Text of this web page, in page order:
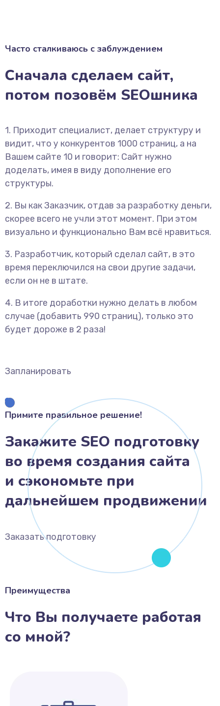
Часто сталкиваюсь с заблуждением
Сначала сделаем сайт,
потом позовём SEOшника
1. Приходит специалист, делает структуру и
видит, что у конкурентов 1000 страниц, а на
Вашем сайте 10 и говорит: Сайт нужно
доделать, имея в виду дополнение его
структуры.
2. Вы как Заказчик, отдав за разработку деньги,
скорее всего не учли этот момент. При этом
визуально и функционально Вам всё нравиться.
3. Разработчик, который сделал сайт, в это
время переключился на свои другие задачи,
если он не в штате.
4. В итоге доработки нужно делать в любом
случае (добавить 990 страниц), только это
будет дороже в 2 раза!
Запланировать
Примите правильное решение!
Закажите SEO подготовку
во время создания сайта
и сэкономьте при
дальнейшем продвижении
Заказать подготовку
Преимущества
Что Вы получаете работая
со мной?